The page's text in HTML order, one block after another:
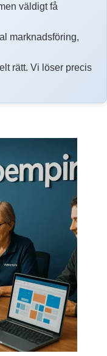
väldigt få
marknadsföring,
rätt. Vi löser precis